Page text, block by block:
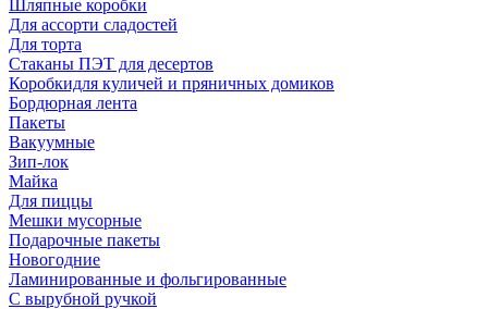
Шляпные коробки
Для ассорти сладостей
Для торта
Стаканы ПЭТ для десертов
Коробкидля куличей и пряничных домиков
Бордюрная лента
Пакеты
Вакуумные
Зип-лок
Майка
Для пиццы
Мешки мусорные
Подарочные пакеты
Новогодние
Ламинированные и фольгированные
С вырубной ручкой